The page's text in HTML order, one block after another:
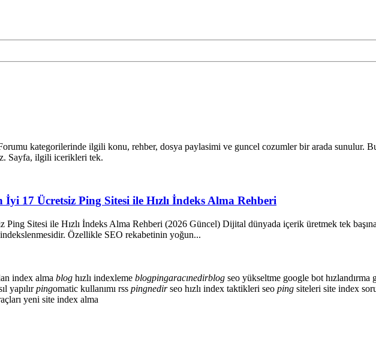
kategorilerinde ilgili konu, rehber, dosya paylasimi ve guncel cozumler bir arada sunulur.
Sayfa, ilgili icerikleri tek.
17 Ücretsiz Ping Sitesi ile Hızlı İndeks Alma Rehberi
Sitesi ile Hızlı İndeks Alma Rehberi (2026 Güncel) Dijital dünyada içerik üretmek tek
indekslenmesidir. Özellikle SEO rekabetinin yoğun...
index alma blog hızlı indexleme blogpingaracınedirblog seo yükseltme google bot hızlandırma
yapılırpingomatic kullanımı rss pingnedirseo hızlı index taktikleri seo ping siteleri site index
yeni site index alma